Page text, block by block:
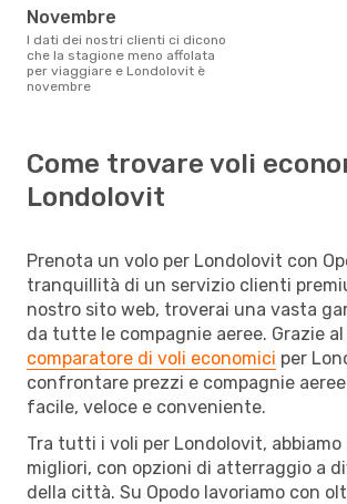
novembre
I dati dei nostri clienti ci dicono
che la stagione meno affolata
per viaggiare e Londolovit è
novembre
Come trovare voli
Londolovit
Prenota un volo per Londolovit con
tranquillità di un servizio clienti
nostro sito web, troverai una vasta
da tutte le compagnie aeree. Grazie
comparatore di voli economici per
confrontare prezzi e compagnie
facile, veloce e conveniente.
Tra tutti i voli per Londolovit, abbiamo
migliori, con opzioni di atterraggio a
della città. Su Opodo lavoriamo con